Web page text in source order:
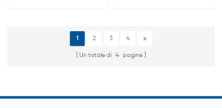
per batterie 18650
1 2 3 4
Un totale di 4 pagine